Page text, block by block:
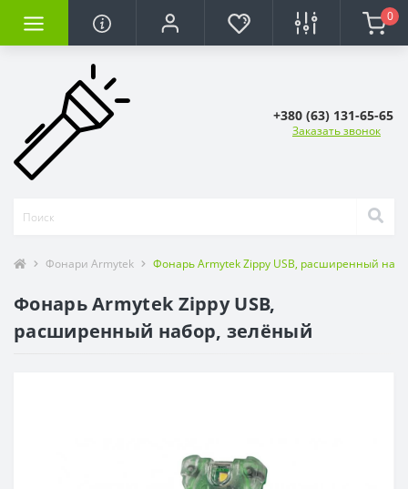
0
+380 (63) 131-65-65
Заказать звонок
Фонари Armytek Фонарь Armytek Zippy USB, расширенный
Фонарь Armytek Zippy USB,
расширенный набор, зелёный